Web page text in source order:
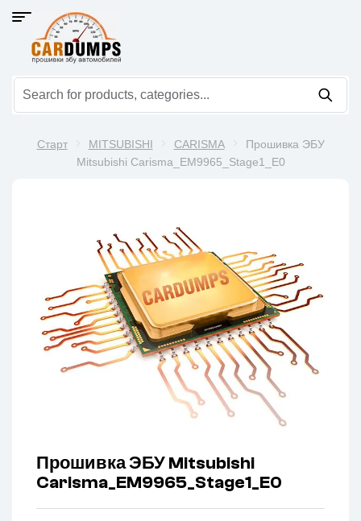
Старт MITSUBISHI CARISMA
Прошивка ЭБУ
Mitsubishi Carisma_EM9965_Stage1_E0
Прошивка ЭБУ Mitsubishi
Carisma_EM9965_Stage1_E0